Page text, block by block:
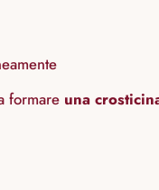
formare una